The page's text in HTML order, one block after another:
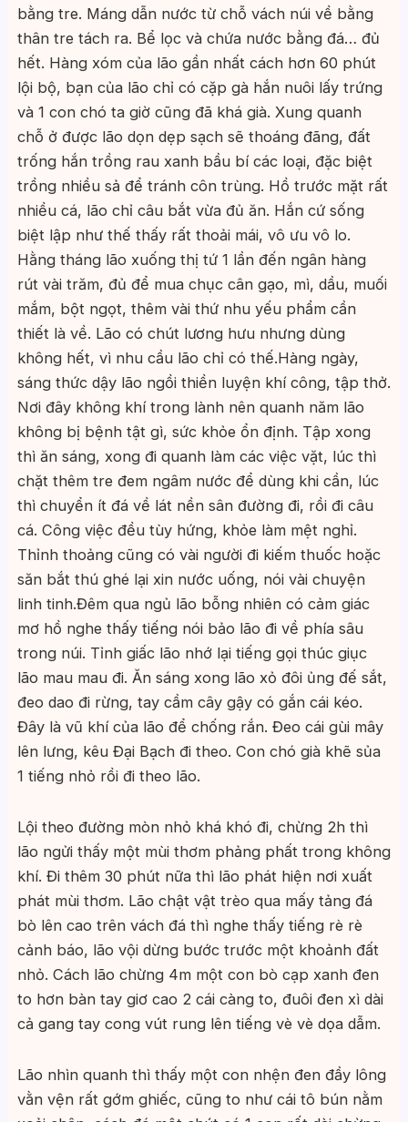
bằng tre. Máng dẫn nước từ chỗ vách núi về bằng
thân tre tách ra. Bể lọc và chứa nước bằng đá… đủ
hết. Hàng xóm của lão gần nhất cách hơn 60 phút
lội bộ, bạn của lão chỉ có cặp gà hắn nuôi lấy trứng
và 1 con chó ta giờ cũng đã khá già. Xung quanh
chỗ ở được lão dọn dẹp sạch sẽ thoáng đãng, đất
trống hắn trồng rau xanh bầu bí các loại, đặc biệt
trồng nhiều sả để tránh côn trùng. Hồ trước mặt rất
nhiều cá, lão chỉ câu bắt vừa đủ ăn. Hắn cứ sống
biệt lập như thế thấy rất thoải mái, vô ưu vô lo.
Hằng tháng lão xuống thị tứ 1 lần đến ngân hàng
rút vài trăm, đủ để mua chục cân gạo, mì, dầu, muối
mắm, bột ngọt, thêm vài thứ nhu yếu phẩm cần
thiết là về. Lão có chút lương hưu nhưng dùng
không hết, vì nhu cầu lão chỉ có thế.Hàng ngày,
sáng thức dậy lão ngồi thiền luyện khí công, tập thở.
Nơi đây không khí trong lành nên quanh năm lão
không bị bệnh tật gì, sức khỏe ổn định. Tập xong
thì ăn sáng, xong đi quanh làm các việc vặt, lúc thì
chặt thêm tre đem ngâm nước để dùng khi cần, lúc
thì chuyển ít đá về lát nền sân đường đi, rồi đi câu
cá. Công việc đều tùy hứng, khỏe làm mệt nghỉ.
Thỉnh thoảng cũng có vài người đi kiếm thuốc hoặc
săn bắt thú ghé lại xin nước uống, nói vài chuyện
linh tinh.Đêm qua ngủ lão bỗng nhiên có cảm giác
mơ hồ nghe thấy tiếng nói bảo lão đi về phía sâu
trong núi. Tỉnh giấc lão nhớ lại tiếng gọi thúc giục
lão mau mau đi. Ăn sáng xong lão xỏ đôi ủng đế sắt,
đeo dao đi rừng, tay cầm cây gậy có gắn cái kéo.
Đây là vũ khí của lão để chống rắn. Đeo cái gùi mây
lên lưng, kêu Đại Bạch đi theo. Con chó già khẽ sủa
1 tiếng nhỏ rồi đi theo lão.
Lội theo đường mòn nhỏ khá khó đi, chừng 2h thì
lão ngửi thấy một mùi thơm phảng phất trong không
khí. Đi thêm 30 phút nữa thì lão phát hiện nơi xuất
phát mùi thơm. Lão chật vật trèo qua mấy tảng đá
bò lên cao trên vách đá thì nghe thấy tiếng rè rè
cảnh báo, lão vội dừng bước trước một khoảnh đất
nhỏ. Cách lão chừng 4m một con bò cạp xanh đen
to hơn bàn tay giơ cao 2 cái càng to, đuôi đen xì dài
cả gang tay cong vút rung lên tiếng vè vè dọa dẫm.
Lão nhìn quanh thì thấy một con nhện đen đầy lông
vằn vện rất gớm ghiếc, cũng to như cái tô bún nằm